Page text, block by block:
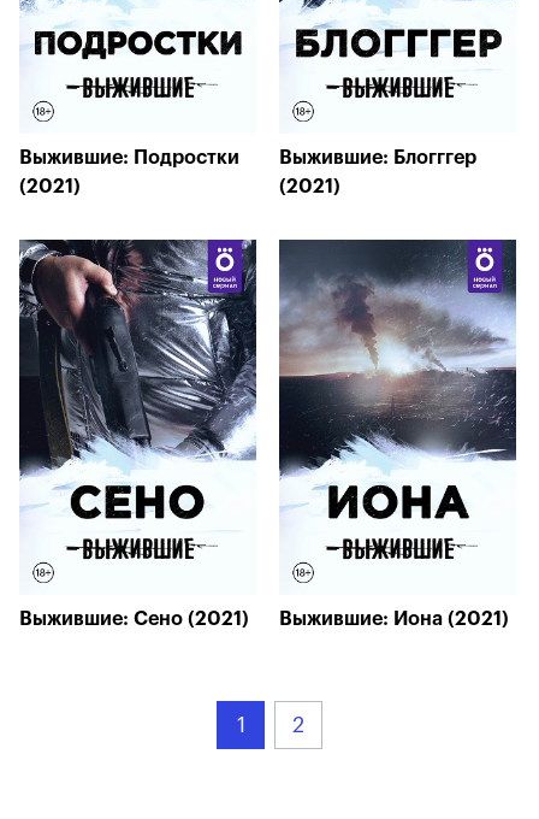
Выжившие: Подростки
(2021)
Выжившие: Блогггер
(2021)
Выжившие: Сено (2021) Выжившие: Иона (2021)
1 2